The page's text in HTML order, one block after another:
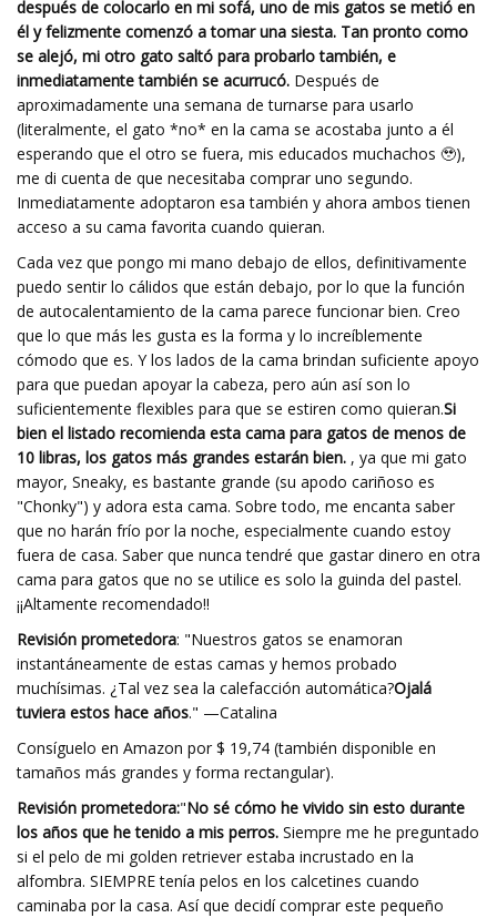
después de colocarlo en mi sofá, uno de mis gatos se metió en
él y felizmente comenzó a tomar una siesta. Tan pronto como
se alejó, mi otro gato saltó para probarlo también, e
inmediatamente también se acurrucó. Después de
aproximadamente una semana de turnarse para usarlo
(literalmente, el gato *no* en la cama se acostaba junto a él
esperando que el otro se fuera, mis educados muchachos 🥹),
me di cuenta de que necesitaba comprar uno segundo.
Inmediatamente adoptaron esa también y ahora ambos tienen
acceso a su cama favorita cuando quieran.
Cada vez que pongo mi mano debajo de ellos, definitivamente
puedo sentir lo cálidos que están debajo, por lo que la función
de autocalentamiento de la cama parece funcionar bien. Creo
que lo que más les gusta es la forma y lo increíblemente
cómodo que es. Y los lados de la cama brindan suficiente apoyo
para que puedan apoyar la cabeza, pero aún así son lo
suficientemente flexibles para que se estiren como quieran.Si
bien el listado recomienda esta cama para gatos de menos de
10 libras, los gatos más grandes estarán bien. , ya que mi gato
mayor, Sneaky, es bastante grande (su apodo cariñoso es
"Chonky") y adora esta cama. Sobre todo, me encanta saber
que no harán frío por la noche, especialmente cuando estoy
fuera de casa. Saber que nunca tendré que gastar dinero en otra
cama para gatos que no se utilice es solo la guinda del pastel.
¡¡Altamente recomendado!!
Revisión prometedora: "Nuestros gatos se enamoran
instantáneamente de estas camas y hemos probado
muchísimas. ¿Tal vez sea la calefacción automática?Ojalá
tuviera estos hace años." —Catalina
Consíguelo en Amazon por $ 19,74 (también disponible en
tamaños más grandes y forma rectangular).
Revisión prometedora:"No sé cómo he vivido sin esto durante
los años que he tenido a mis perros. Siempre me he preguntado
si el pelo de mi golden retriever estaba incrustado en la
alfombra. SIEMPRE tenía pelos en los calcetines cuando
caminaba por la casa. Así que decidí comprar este pequeño